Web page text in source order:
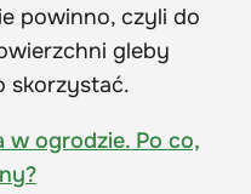
powinno, czyli do
gleby
skorzystać.
w ogrodzie. Po co,